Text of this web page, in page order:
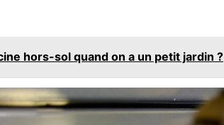
hors-sol quand on a un petit jardin ?